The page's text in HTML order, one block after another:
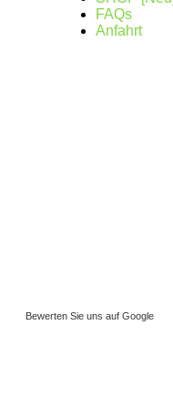
FAQs
Anfahrt
Bewerten Sie uns auf Google